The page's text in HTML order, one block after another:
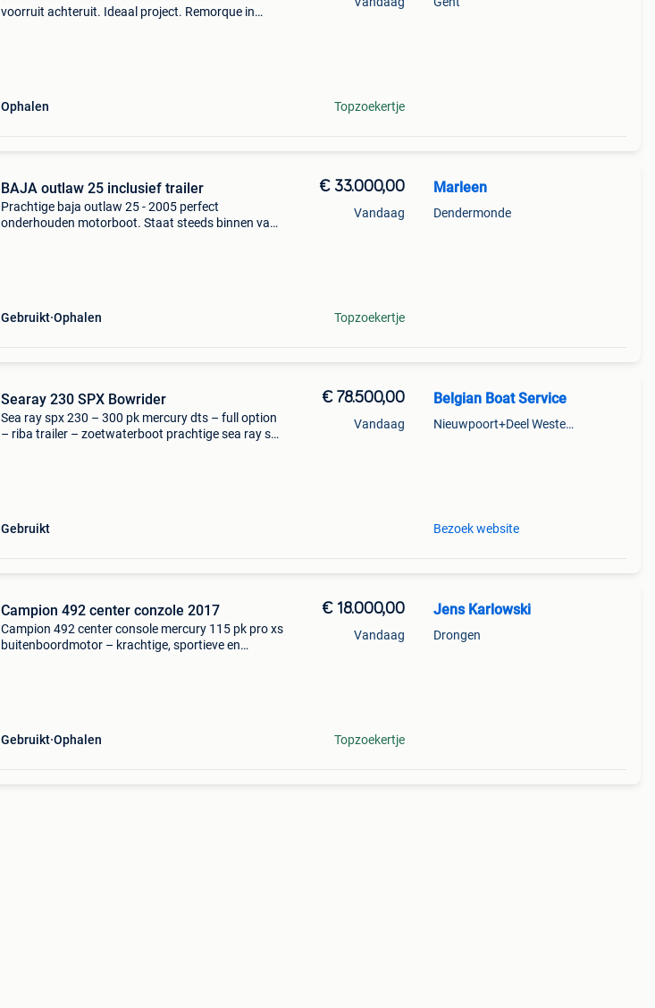
voorruit achteruit. Ideaal project. Remorque in
Ophalen Topzoekertje
BAJA outlaw 25 inclusief trailer
Prachtige baja outlaw 25 - 2005 perfect
onderhouden motorboot. Staat steeds binnen van
Gebruikt Ophalen
€ 33.000,00
Vandaag
Topzoekertje
Marleen
Dendermonde
Searay 230 SPX Bowrider
Sea ray spx 230 – 300 pk mercury dts – full option
– riba trailer – zoetwaterboot prachtige sea ray spx
Gebruikt
€ 78.500,00
Vandaag
Belgian Boat Service
Nieuwpoort+Deel Westende
Bezoek website
Campion 492 center conzole 2017
Campion 492 center console mercury 115 pk pro xs
buitenboordmotor – krachtige, sportieve en
Gebruikt Ophalen
€ 18.000,00
Vandaag
Topzoekertje
Jens Karlowski
Drongen